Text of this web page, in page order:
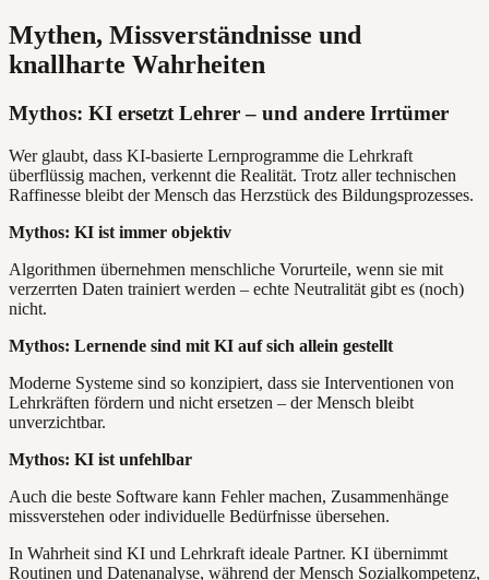
Mythen, Missverständnisse und
knallharte Wahrheiten
Mythos: KI ersetzt Lehrer – und andere Irrtümer
Wer glaubt, dass KI-basierte Lernprogramme die Lehrkraft
überflüssig machen, verkennt die Realität. Trotz aller technischen
Raffinesse bleibt der Mensch das Herzstück des Bildungsprozesses.
Mythos: KI ist immer objektiv
Algorithmen übernehmen menschliche Vorurteile, wenn sie mit
verzerrten Daten trainiert werden – echte Neutralität gibt es (noch)
nicht.
Mythos: Lernende sind mit KI auf sich allein gestellt
Moderne Systeme sind so konzipiert, dass sie Interventionen von
Lehrkräften fördern und nicht ersetzen – der Mensch bleibt
unverzichtbar.
Mythos: KI ist unfehlbar
Auch die beste Software kann Fehler machen, Zusammenhänge
missverstehen oder individuelle Bedürfnisse übersehen.
In Wahrheit sind KI und Lehrkraft ideale Partner. KI übernimmt
Routinen und Datenanalyse, während der Mensch Sozialkompetenz,